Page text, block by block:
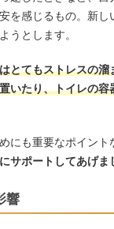
を感じるもの。新し
うとします。
とてもストレスの溜
いたり、トイレの容
にも重要なポイント
サポートしてあげま
響